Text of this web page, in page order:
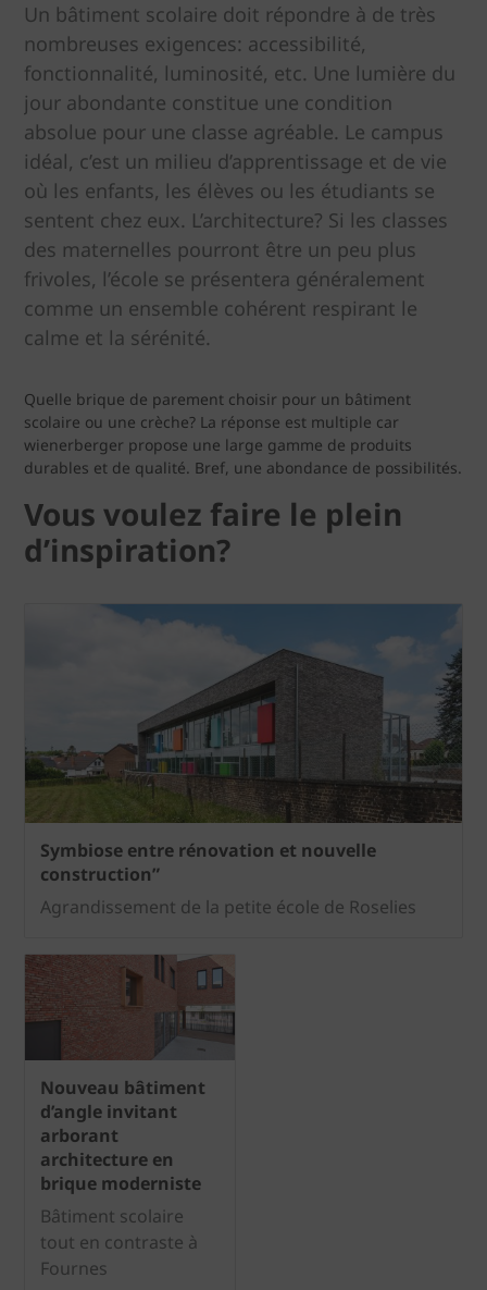
Un bâtiment scolaire doit répondre à de très
nombreuses exigences: accessibilité,
fonctionnalité, luminosité, etc. Une lumière du
jour abondante constitue une condition
absolue pour une classe agréable. Le campus
idéal, c’est un milieu d’apprentissage et de vie
où les enfants, les élèves ou les étudiants se
sentent chez eux. L’architecture? Si les classes
des maternelles pourront être un peu plus
frivoles, l’école se présentera généralement
comme un ensemble cohérent respirant le
calme et la sérénité.
Quelle brique de parement choisir pour un bâtiment
scolaire ou une crèche? La réponse est multiple car
wienerberger propose une large gamme de produits
durables et de qualité. Bref, une abondance de possibilités.
Vous voulez faire le plein
d’inspiration?
Symbiose entre rénovation et nouvelle
construction”
Agrandissement de la petite école de Roselies
Nouveau bâtiment
d’angle invitant
arborant
architecture en
brique moderniste
Bâtiment scolaire
tout en contraste à
Fournes